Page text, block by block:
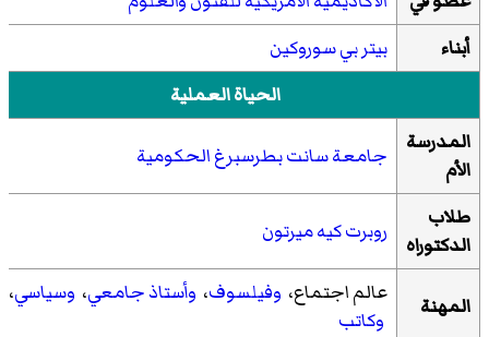
أبناء
بيتر بي سوروكين
الحياة العملية
المدرسة
الأم
جامعة سانت بطرسبرغ الحكومية
طلاب
الدكتوراه
روبرت كيه ميرتون
المهنة عالم اجتماع، وفيلسوف، وأستاذ جامعي، وسياسي،
وكاتب